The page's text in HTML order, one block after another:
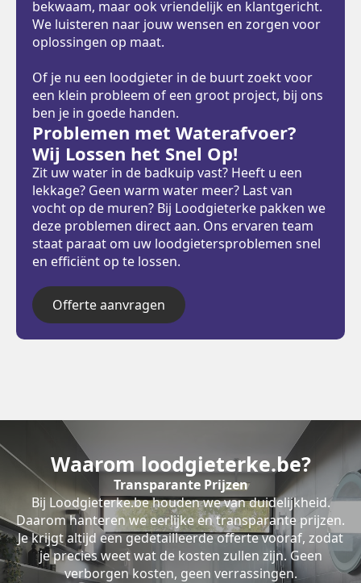
bekwaam, maar ook vriendelijk en klantgericht.
We luisteren naar jouw wensen en zorgen voor
oplossingen op maat.
Of je nu een loodgieter in de buurt zoekt voor
een klein probleem of een groot project, bij ons
ben je in goede handen.
Problemen met Waterafvoer?
Wij Lossen het Snel Op!
Zit uw water in de badkuip vast? Heeft u een
lekkage? Geen warm water meer? Last van
vocht op de muren? Bij Loodgieterke pakken we
deze problemen direct aan. Ons ervaren team
staat paraat om uw loodgietersproblemen snel
en efficiënt op te lossen.
Offerte aanvragen
Waarom loodgieterke.be?
Transparante Prijzen
Bij Loodgieterke.be houden we van duidelijkheid.
Daarom hanteren we eerlijke en transparante prijzen.
Je krijgt altijd een gedetailleerde offerte vooraf, zodat
je precies weet wat de kosten zullen zijn. Geen
verborgen kosten, geen verrassingen.